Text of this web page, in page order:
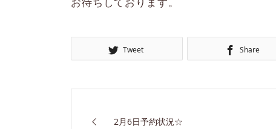
Tweet Share
2月6日予約状況☆